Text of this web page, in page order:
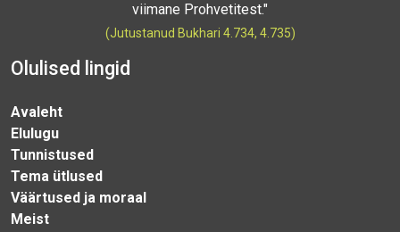
viimane Prohvetitest."
(Jutustanud Bukhari 4.734, 4.735)
Olulised lingid
Avaleht
Elulugu
Tunnistused
Tema ütlused
Väärtused ja moraal
Meist